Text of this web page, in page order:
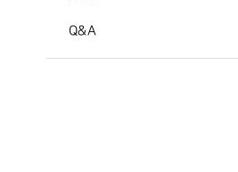
Q&A